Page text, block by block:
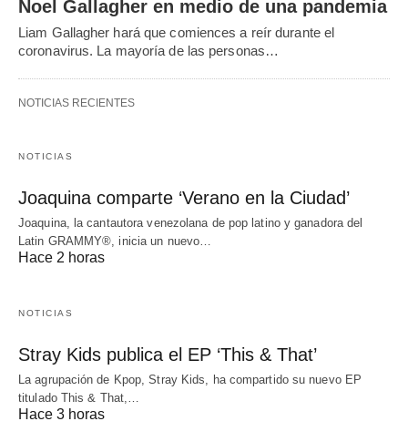
Noel Gallagher en medio de una pandemia
Liam Gallagher hará que comiences a reír durante el
coronavirus. La mayoría de las personas…
NOTICIAS RECIENTES
NOTICIAS
Joaquina comparte ‘Verano en la Ciudad’
Joaquina, la cantautora venezolana de pop latino y ganadora del
Latin GRAMMY®, inicia un nuevo…
Hace 2 horas
NOTICIAS
Stray Kids publica el EP ‘This & That’
La agrupación de Kpop, Stray Kids, ha compartido su nuevo EP
titulado This & That,…
Hace 3 horas